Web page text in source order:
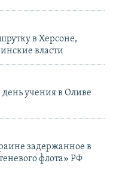
в Херсоне,
власти
учения в Оливе
задержанное в
флота» РФ